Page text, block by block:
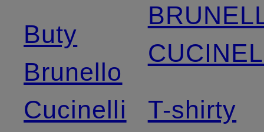
Buty
Brunello
Cucinelli
T-shirty